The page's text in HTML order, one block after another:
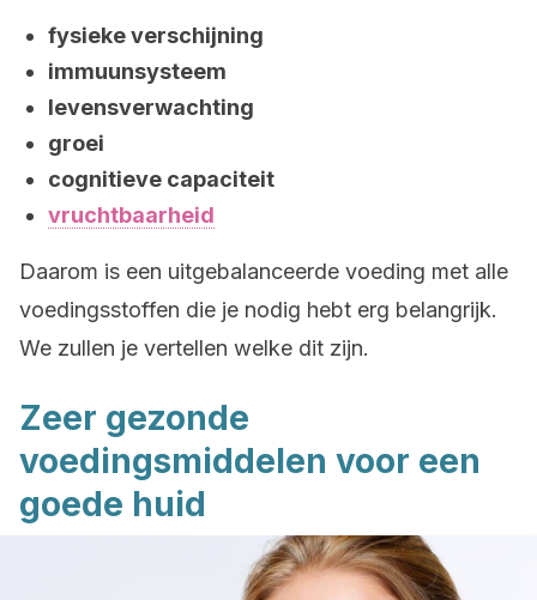
fysieke verschijning
immuunsysteem
levensverwachting
groei
cognitieve capaciteit
vruchtbaarheid
Daarom is een uitgebalanceerde voeding met alle
voedingsstoffen die je nodig hebt erg belangrijk.
We zullen je vertellen welke dit zijn.
Zeer gezonde
voedingsmiddelen voor een
goede huid